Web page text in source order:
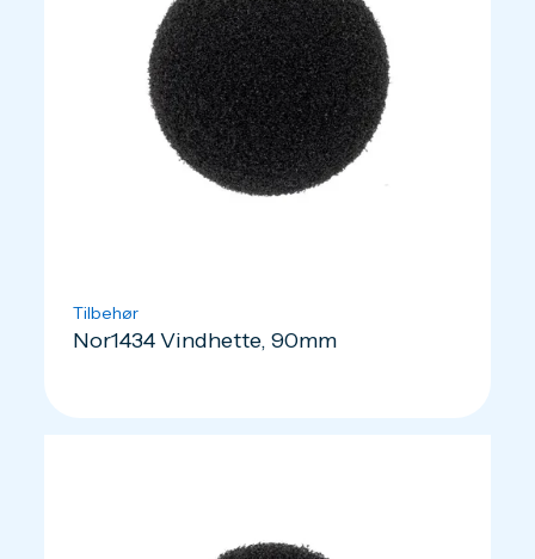
Tilbehør
Nor1434 Vindhette, 90mm